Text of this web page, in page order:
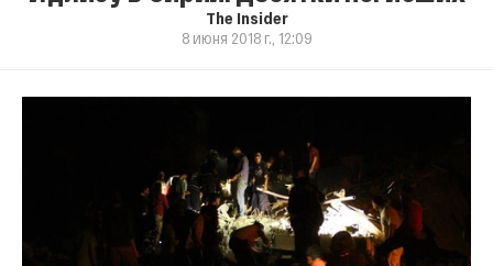
The Insider
8 июня 2018 г., 12:09